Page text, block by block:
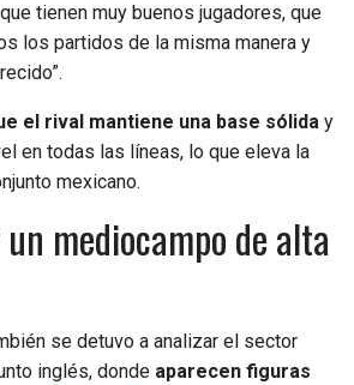
tienen muy buenos jugadores, que
los partidos de la misma manera y
el rival mantiene una base sólida y
en todas las líneas, lo que eleva la
mexicano.
mediocampo de alta
se detuvo a analizar el sector
inglés, donde aparecen figuras